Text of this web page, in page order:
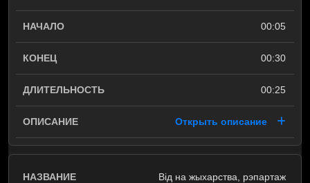
00:05
00:30
00:25
Открыть описание
Від на жыхарства, рэпартаж